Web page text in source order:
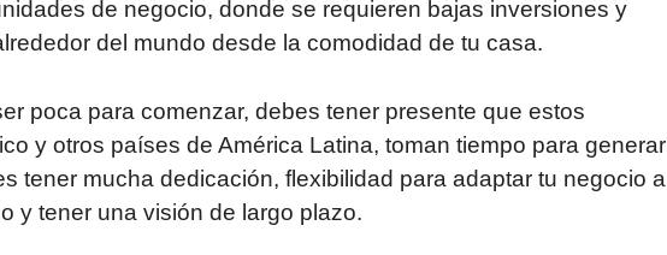
de negocio, donde se requieren bajas inversiones y
del mundo desde la comodidad de tu casa.
poca para comenzar, debes tener presente que estos
y otros países de América Latina, toman tiempo para generar
tener mucha dedicación, flexibilidad para adaptar tu negocio a
y tener una visión de largo plazo.